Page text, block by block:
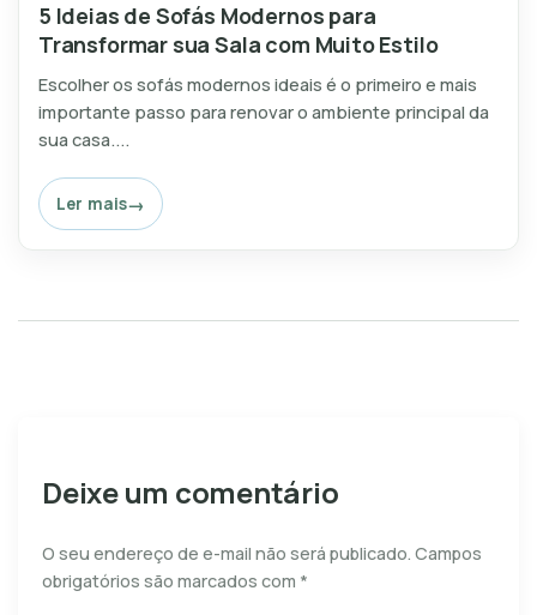
5 Ideias de Sofás Modernos para
Transformar sua Sala com Muito Estilo
Escolher os sofás modernos ideais é o primeiro e mais
importante passo para renovar o ambiente principal da
sua casa....
Ler mais
Deixe um comentário
O seu endereço de e-mail não será publicado. Campos
obrigatórios são marcados com *